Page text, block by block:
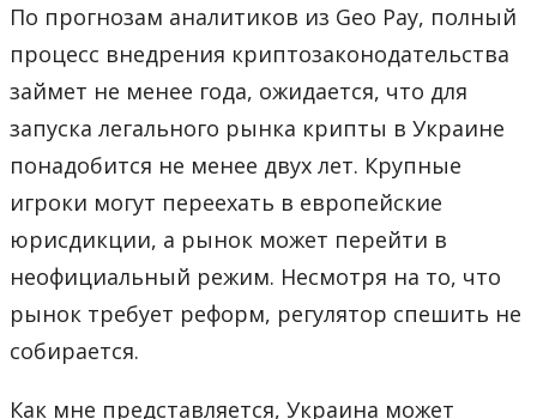
По прогнозам аналитиков из Geo Pay, полный
процесс внедрения криптозаконодательства
займет не менее года, ожидается, что для
запуска легального рынка крипты в Украине
понадобится не менее двух лет. Крупные
игроки могут переехать в европейские
юрисдикции, а рынок может перейти в
неофициальный режим. Несмотря на то, что
рынок требует реформ, регулятор спешить не
собирается.
Как мне представляется, Украина может